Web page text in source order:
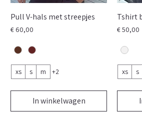
Pull V-hals met streepjes
Prijs
€ 60,00
xs s m +2
In winkelwagen
Tshirt
Prijs
€ 50,00
xs s